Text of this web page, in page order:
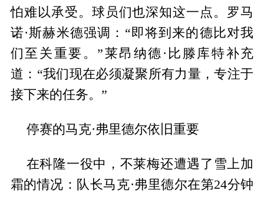
怕难以承受。球员们也深知这一点。罗马
诺·斯赫米德强调：“即将到来的德比对我
们至关重要。”莱昂纳德·比滕库特补充
道：“我们现在必须凝聚所有力量，专注于
接下来的任务。”
停赛的马克·弗里德尔依旧重要
在科隆一役中，不莱梅还遭遇了雪上加
霜的情况：队长马克·弗里德尔在第24分钟